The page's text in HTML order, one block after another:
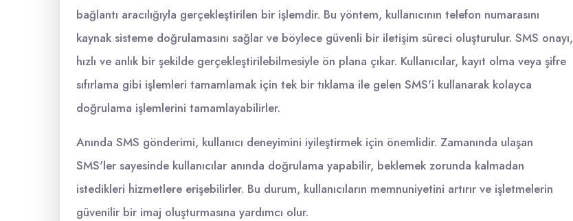
bağlantı aracılığıyla gerçekleştirilen bir işlemdir. Bu yöntem, kullanıcının telefon numarasını
kaynak sisteme doğrulamasını sağlar ve böylece güvenli bir iletişim süreci oluşturulur. SMS onayı,
hızlı ve anlık bir şekilde gerçekleştirilebilmesiyle ön plana çıkar. Kullanıcılar, kayıt olma veya şifre
sıfırlama gibi işlemleri tamamlamak için tek bir tıklama ile gelen SMS'i kullanarak kolayca
doğrulama işlemlerini tamamlayabilirler.
Anında SMS gönderimi, kullanıcı deneyimini iyileştirmek için önemlidir. Zamanında ulaşan
SMS'ler sayesinde kullanıcılar anında doğrulama yapabilir, beklemek zorunda kalmadan
istedikleri hizmetlere erişebilirler. Bu durum, kullanıcıların memnuniyetini artırır ve işletmelerin
güvenilir bir imaj oluşturmasına yardımcı olur.